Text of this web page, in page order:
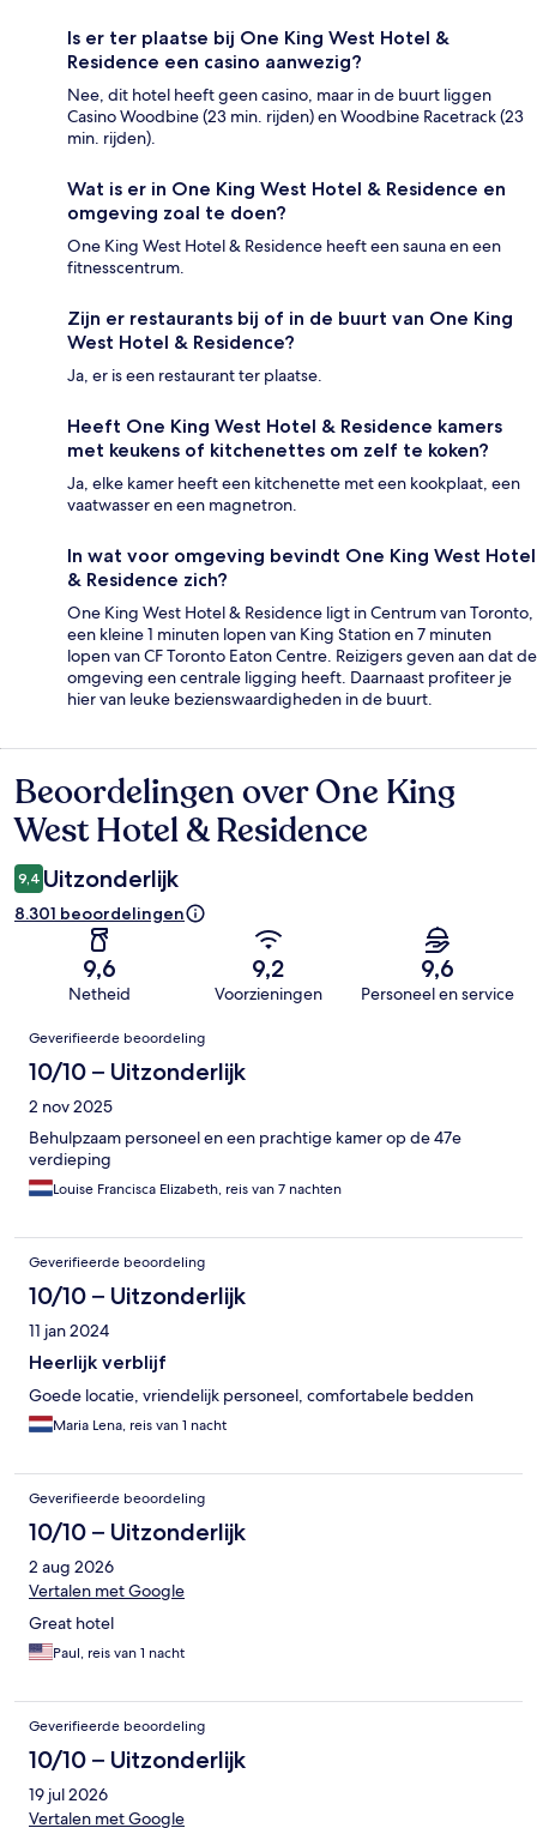
Is er ter plaatse bij One King West Hotel &
Residence een casino aanwezig?
Nee, dit hotel heeft geen casino, maar in de buurt liggen
Casino Woodbine (23 min. rijden) en Woodbine Racetrack (23
min. rijden).
Wat is er in One King West Hotel & Residence en
omgeving zoal te doen?
One King West Hotel & Residence heeft een sauna en een
fitnesscentrum.
Zijn er restaurants bij of in de buurt van One King
West Hotel & Residence?
Ja, er is een restaurant ter plaatse.
Heeft One King West Hotel & Residence kamers
met keukens of kitchenettes om zelf te koken?
Ja, elke kamer heeft een kitchenette met een kookplaat, een
vaatwasser en een magnetron.
In wat voor omgeving bevindt One King West Hotel
& Residence zich?
One King West Hotel & Residence ligt in Centrum van Toronto,
een kleine 1 minuten lopen van King Station en 7 minuten
lopen van CF Toronto Eaton Centre. Reizigers geven aan dat de
omgeving een centrale ligging heeft. Daarnaast profiteer je
hier van leuke bezienswaardigheden in de buurt.
Beoordelingen
Beoordelingen over One King
West Hotel & Residence
9,4 Uitzonderlijk
8.301 beoordelingen
9,6
Netheid
9,2
Voorzieningen
9,6
Personeel en service
Beoordelingen
Geverifieerde beoordeling
10/10 – Uitzonderlijk
2 nov 2025
Behulpzaam personeel en een prachtige kamer op de 47e
verdieping
Louise Francisca Elizabeth, reis van 7 nachten
Geverifieerde beoordeling
10/10 – Uitzonderlijk
11 jan 2024
Heerlijk verblijf
Goede locatie, vriendelijk personeel, comfortabele bedden
Maria Lena, reis van 1 nacht
Geverifieerde beoordeling
10/10 – Uitzonderlijk
2 aug 2026
Vertalen met Google
Great hotel
Paul, reis van 1 nacht
Geverifieerde beoordeling
10/10 – Uitzonderlijk
19 jul 2026
Vertalen met Google